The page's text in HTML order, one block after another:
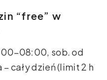
“free” w
sob. od
cały dzień (limit 2 h